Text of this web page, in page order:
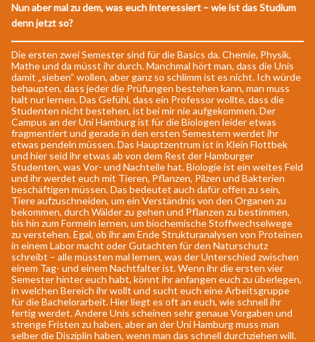
Nun aber mal zu dem, was euch interessiert – wie ist das Studium
denn jetzt so?
Die ersten zwei Semester sind für die Basics da. Chemie, Physik,
Mathe und da müsst ihr durch. Manchmal hört man, dass die Unis
damit „sieben“ wollen, aber ganz so schlimm ist es nicht. Ich würde
behaupten, dass jeder die Prüfungen bestehen kann, man muss
halt nur lernen. Das Gefühl, dass ein Professor wollte, dass die
Studenten nicht bestehen, ist bei mir nie aufgekommen. Der
Campus an der Uni Hamburg ist für die Biologen leider etwas
fragmentiert und gerade in den ersten Semestern werdet ihr
etwas pendeln müssen. Das Hauptzentrum ist in Klein Flottbek
und hier seid ihr etwas ab von dem Rest der Hamburger
Studenten, was Vor- und Nachteile hat. Biologie ist ein weites Feld
und ihr werdet euch mit Tieren, Pflanzen, Pilzen und Bakterien
beschäftigen müssen. Das bedeutet auch dafür offen zu sein,
Tiere aufzuschneiden, um ein Verständnis von den Organen zu
bekommen, durch Wälder zu gehen und Pflanzen zu bestimmen,
bis hin zum Formeln lernen, um biochemische Stoffwechselwege
zu verstehen. Egal, ob ihr am Ende Strukturanalysen von Proteinen
in einem Labor macht oder Gutachten für den Naturschutz
schreibt – alle müssten mal lernen, was der Unterschied zwischen
einem Tag- und einem Nachtfalter ist. Wenn ihr die ersten vier
Semester hinter euch habt, könnt ihr anfangen euch zu überlegen,
in welchen Bereich ihr wollt und sucht euch eine Arbeitsgruppe
für die Bachelorarbeit. Hier liegt es oft an euch, wie schnell ihr
fertig werdet. Andere Unis scheinen sehr genaue Vorgaben und
strenge Fristen zu haben, aber an der Uni Hamburg muss man
selber die Disziplin haben, wenn man das schnell durchziehen will.